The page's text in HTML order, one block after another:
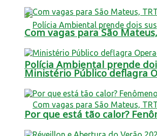
Polícia Ambiental prende
Com vagas para São
Ministério Público deflagra
Por que está tão calor?